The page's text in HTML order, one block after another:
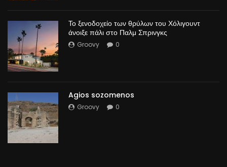
Το ξενοδοχείο των θρύλων του Χόλιγουντ
άνοιξε πάλι στο Παλμ Σπρινγκς
Groovy 0
Agios sozomenos
Groovy 0